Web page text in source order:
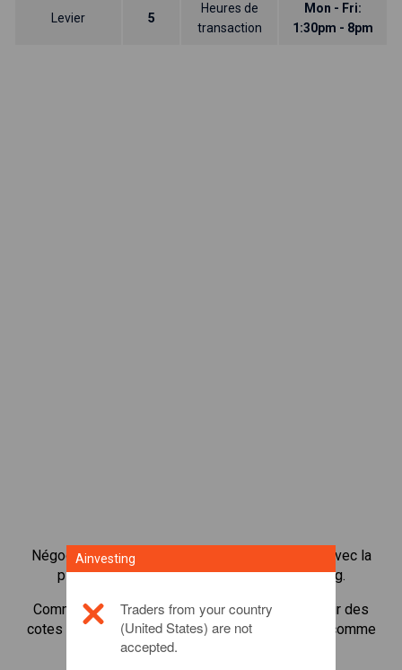
Levier 5
Heures de
transaction
Mon - Fri:
1:30pm - 8pm
Négocier plus de 1 000 actions internationales avec la
plateforme de négociation CFD de Ainvesting.
Commencer à négocier les CFD enIBM
. Recevoir des
cotes en temps réel et recevoir des dividendes comme
si vous déteniez l'action elle-même.
Ainvesting
Traders from your country
(United States) are not
accepted.